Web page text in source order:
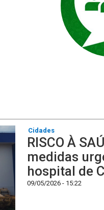
Cidades
RISCO À
medidas
hospital de
09/05/2026 - 15:22